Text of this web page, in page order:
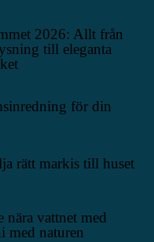
2026: Allt från
till eleganta
för din
rätt markis till huset
nära vattnet med
med naturen